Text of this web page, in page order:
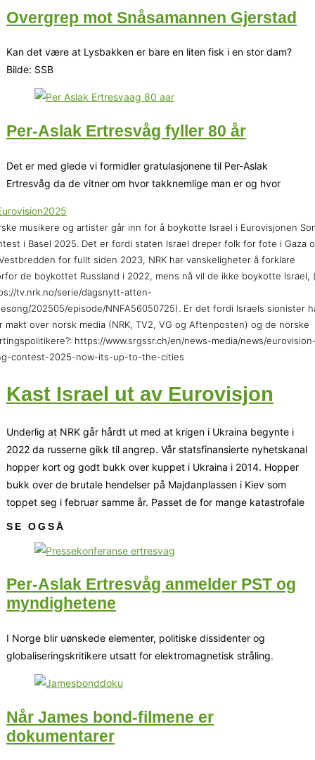
Overgrep mot Snåsamannen Gjerstad
Kan det være at Lysbakken er bare en liten fisk i en stor dam?
Bilde: SSB
Per-Aslak Ertresvåg fyller 80 år
Det er med glede vi formidler gratulasjonene til Per-Aslak
Ertresvåg da de vitner om hvor takknemlige man er og hvor
musikere og artister går inn for å boykotte Israel i Eurovisjonen
i Basel 2025. Det er fordi staten Israel dreper folk for fote i Gaza
for fullt siden 2023, NRK har vanskeligheter å forklare
de boykottet Russland i 2022, mens nå vil de ikke boykotte Israel,
tv.nrk.no/serie/dagsnytt-atten-
202505/episode/NNFA56050725). Er det fordi Israels sionister
makt over norsk media (NRK, TV2, VG og Aftenposten) og de norske
https://www.srgssr.ch/en/news-media/news/
contest-2025-now-its-up-to-the-cities
Kast Israel ut av Eurovisjon
Underlig at NRK går hårdt ut med at krigen i Ukraina begynte i
2022 da russerne gikk til angrep. Vår statsfinansierte nyhetskanal
hopper kort og godt bukk over kuppet i Ukraina i 2014. Hopper
bukk over de brutale hendelser på Majdanplassen i Kiev som
toppet seg i februar samme år. Passet de for mange katastrofale
SE OGSÅ
Per-Aslak Ertresvåg anmelder PST og
myndighetene
I Norge blir uønskede elementer, politiske dissidenter og
globaliseringskritikere utsatt for elektromagnetisk stråling.
Når James bond-filmene er
dokumentarer